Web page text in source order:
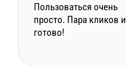
Пользоваться очень
просто. Пара кликов и
готово!